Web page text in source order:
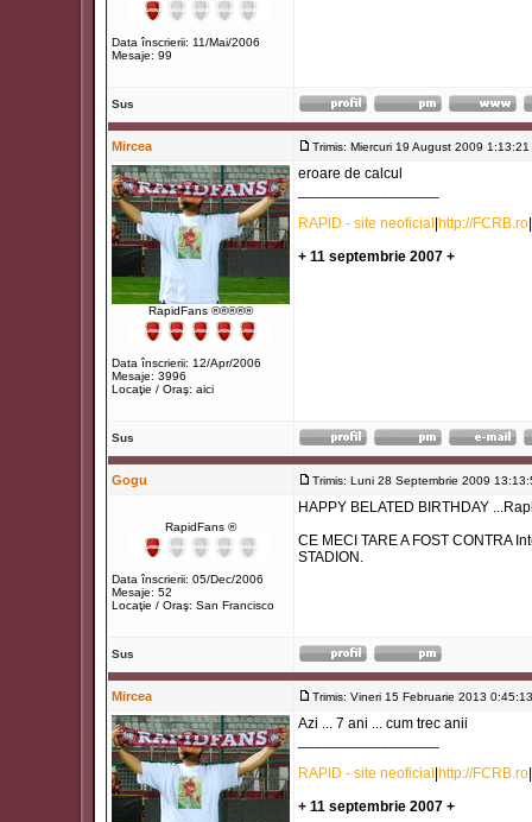
Data înscrierii: 11/Mai/2006
Mesaje: 99
Sus
Mircea Trimis: Miercuri 19 August 2009 1:13:21
RapidFans ®®®®®
Data înscrierii: 12/Apr/2006
Mesaje: 3996
Locaţie / Oraş: aici
eroare de calcul
RAPID - site neoficial http://FCRB.ro
+ 11 septembrie 2007 +
Sus
Gogu Trimis: Luni 28 Septembrie 2009
RapidFans ®
Data înscrierii: 05/Dec/2006
Mesaje: 52
Locaţie / Oraş: San Francisco
HAPPY BELATED BIRTHDAY
CE MECI TARE A FOST CONTRA
STADION.
Sus
Mircea Trimis: Vineri 15 Februarie 2013 0:45:13
Azi ... 7 ani ... cum trec anii
RAPID - site neoficial http://FCRB.ro
+ 11 septembrie 2007 +